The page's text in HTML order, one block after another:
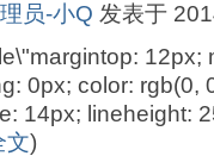
员-小Q 发表于
12px;
0px; color: rgb(0,
14px; lineheight:
文)